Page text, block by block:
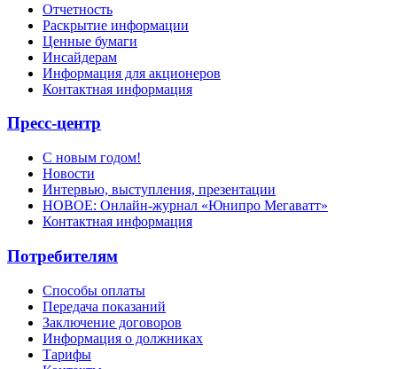
Отчетность
Раскрытие информации
Ценные бумаги
Инсайдерам
Информация для акционеров
Контактная информация
Пресс-центр
С новым годом!
Новости
Интервью, выступления, презентации
НОВОЕ: Онлайн-журнал «Юнипро Мегаватт»
Контактная информация
Потребителям
Способы оплаты
Передача показаний
Заключение договоров
Информация о должниках
Тарифы